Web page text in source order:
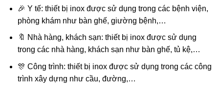
🎉 Y tế: thiết bị inox được sử dụng trong các bệnh viện,
phòng khám như bàn ghế, giường bệnh,…
🔖 Nhà hàng, khách sạn: thiết bị inox được sử dụng
trong các nhà hàng, khách sạn như bàn ghế, tủ kệ,…
🎊 Công trình: thiết bị inox được sử dụng trong các công
trình xây dựng như cầu, đường,…